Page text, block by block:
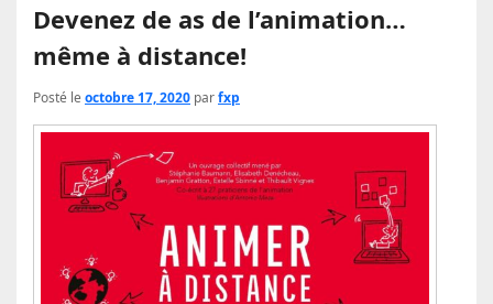
Devenez de as de l’animation…
même à distance!
Posté le octobre 17, 2020 parfxp